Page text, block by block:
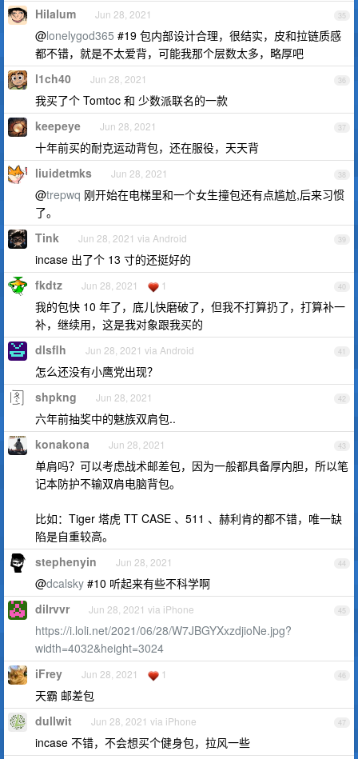
35
Hilalum Jun 28, 2021
@lonelygod365 #19 包内部设计合理，很结实，皮和拉链质感
都不错，就是不太爱背，可能我那个层数太多，略厚吧
36
l1ch40 Jun 28, 2021
我买了个 Tomtoc 和 少数派联名的一款
37
keepeye Jun 28, 2021
十年前买的耐克运动背包，还在服役，天天背
38
liuidetmks Jun 28, 2021
@trepwq 刚开始在电梯里和一个女生撞包还有点尴尬,后来习惯
了。
39
Tink Jun 28, 2021 via Android
incase 出了个 13 寸的还挺好的
40
fkdtz Jun 28, 2021 1
我的包快 10 年了，底儿快磨破了，但我不打算扔了，打算补一
补，继续用，这是我对象跟我买的
41
dlsflh Jun 28, 2021 via Android
怎么还没有小鹰党出现？
42
shpkng Jun 28, 2021
六年前抽奖中的魅族双肩包..
43
konakona Jun 28, 2021
单肩吗？可以考虑战术邮差包，因为一般都具备厚内胆，所以笔
记本防护不输双肩电脑背包。
比如：Tiger 塔虎 TT CASE 、511 、赫利肯的都不错，唯一缺
陷是自重较高。
44
stephenyin Jun 28, 2021
@dcalsky #10 听起来有些不科学啊
45
dilrvvr Jun 28, 2021 via iPhone
https://i.loli.net/2021/06/28/W7JBGYXxzdjioNe.jpg?
width=4032&height=3024
46
iFrey Jun 28, 2021 1
天霸 邮差包
47
dullwit Jun 28, 2021 via iPhone
incase 不错，不会想买个健身包，拉风一些